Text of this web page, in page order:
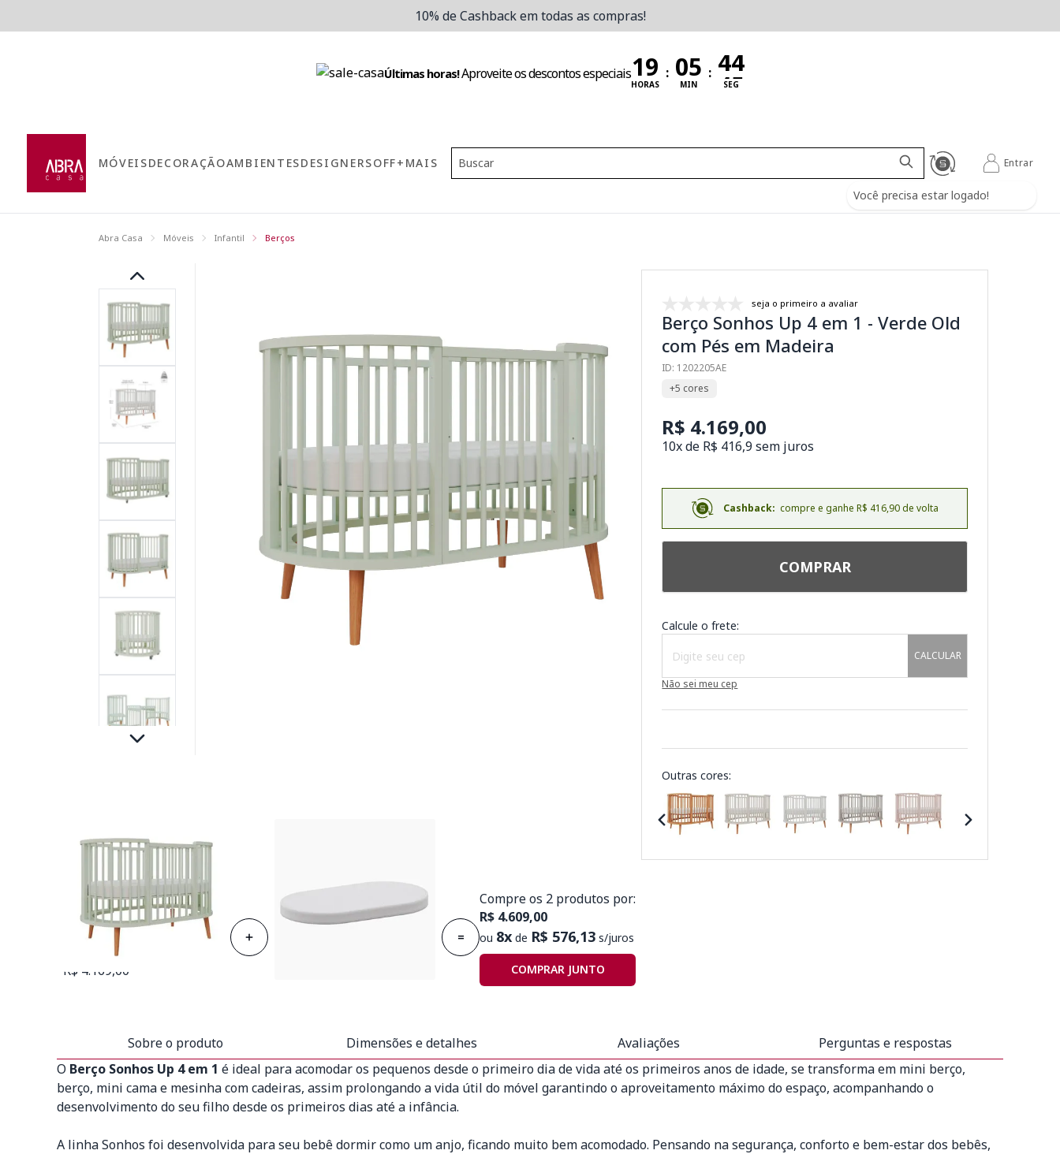
10% de Cashback em todas as compras!
Últimas horas!Aproveite os descontos especiais
HORAS
:
MIN
:
SEG
MÓVEISDECORAÇÃOAMBIENTESDESIGNERSOFF+MAIS
Você precisa estar logado!
Entrar
Abra Casa Móveis Infantil Berços
seja o primeiro a avaliar
Berço Sonhos Up 4 em 1 - Verde Old
com Pés em Madeira
ID: 1202205AE
+5 cores
R$ 4.169,00
10x de R$ 416,9 sem juros
Cashback: compre e ganhe R$ 416,90 de volta
COMPRAR
Calcule o frete:
CALCULAR
Não sei meu cep
Outras cores:
Berço Sonhos Up 4 em 1 -
Verde Old com Pés em
Madeira
R$ 4.169,00
Colchão para Berço Sonhos Up
=
Compre os 2 produtos por:
R$ 4.609,00
ou 8x de R$ 576,13 s/juros
COMPRAR JUNTO
Sobre o produto Dimensões e detalhes Avaliações
Perguntas e respostas
O Berço Sonhos Up 4 em 1 é ideal para acomodar os pequenos desde o primeiro dia de vida até os primeiros anos de idade, se transforma em mini berço,
berço, mini cama e mesinha com cadeiras, assim prolongando a vida útil do móvel garantindo o aproveitamento máximo do espaço, acompanhando o
desenvolvimento do seu filho desde os primeiros dias até a infância.
A linha Sonhos foi desenvolvida para seu bebê dormir como um anjo, ficando muito bem acomodado. Pensando na segurança, conforto e bem-estar dos bebês,